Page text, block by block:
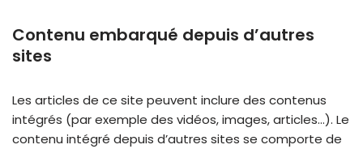
Contenu embarqué depuis d’autres
sites
Les articles de ce site peuvent inclure des contenus
intégrés (par exemple des vidéos, images, articles…). Le
contenu intégré depuis d’autres sites se comporte de